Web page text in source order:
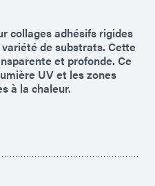
collages adhésifs rigides
de substrats. Cette
et profonde. Ce
UV et les zones
à la chaleur.